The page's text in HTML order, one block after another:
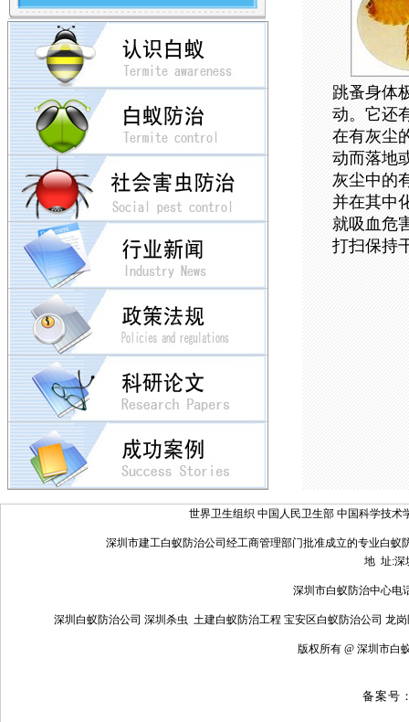
跳蚤身体
动。它还
在有灰尘
动而落地
灰尘中的
并在其中
就吸血危
打扫保持
世界卫生组织 中国人民卫生部中国科学技术
深圳市建工白蚁防治公司经工商管理部门批准成立的专业白蚁
地 址:深
深圳市白蚁防治中心电
深圳白蚁防治公司 深圳杀虫 土建白蚁防治工程 宝安区白蚁防治公司 龙
版权所有 @ 深圳
备案号